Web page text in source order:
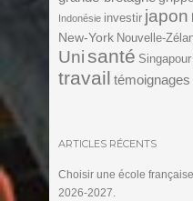
Indonésie investir japon
New-York Nouvelle-
Unisanté Singapour
travail témoignages
ARTICLES RÉCENTS
Choisir une école
2026-2027.